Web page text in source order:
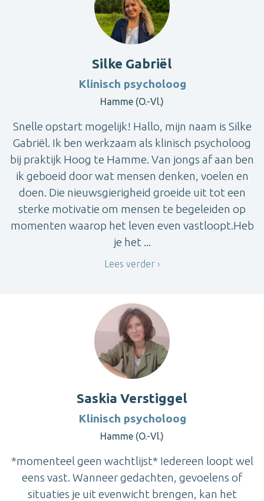
Silke Gabriël
Klinisch psycholoog
Hamme (O.-Vl.)
Snelle opstart mogelijk! Hallo, mijn naam is Silke
Gabriël. Ik ben werkzaam als klinisch psycholoog
bij praktijk Hoog te Hamme. Van jongs af aan ben
ik geboeid door wat mensen denken, voelen en
doen. Die nieuwsgierigheid groeide uit tot een
sterke motivatie om mensen te begeleiden op
momenten waarop het leven even vastloopt.Heb
je het ...
Lees verder
Saskia Verstiggel
Klinisch psycholoog
Hamme (O.-Vl.)
*momenteel geen wachtlijst* Iedereen loopt wel
eens vast. Wanneer gedachten, gevoelens of
situaties je uit evenwicht brengen, kan het